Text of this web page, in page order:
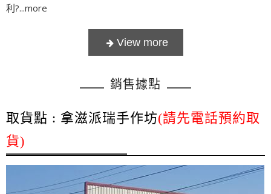
利?...more
銷售據點
取貨點 : 拿滋派瑞手作坊(請先電話預約取
貨)